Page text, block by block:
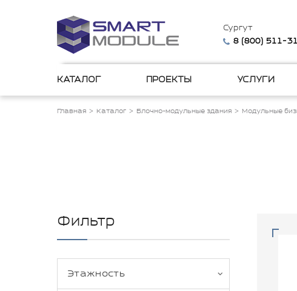
Сургут
8 (800) 511-
КАТАЛОГ ПРОЕКТЫ УСЛУГИ
Главная Каталог Блочно-модульные здания Модульные
Фильтр
Этажность